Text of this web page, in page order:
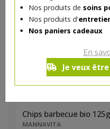
Nos produits de soins
Nos produits d'
Nos paniers cadeaux
En
Je veux
Chips barbecue bio 125g
MANNAVITA